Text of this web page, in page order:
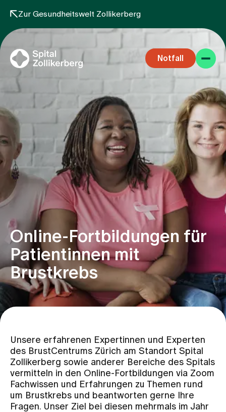
Zur Gesundheitswelt Zollikerberg
Notfall
Fachbereiche
Aufenthalt
Team
Zuweisende
Events
Aktuelles
Jobs & Karriere
Online-Fortbildungen für
Patientinnen mit
Brustkrebs
Unsere erfahrenen Expertinnen und Experten
des BrustCentrums Zürich am Standort Spital
Zollikerberg sowie anderer Bereiche des Spitals
vermitteln in den Online-Fortbildungen via Zoom
Fachwissen und Erfahrungen zu Themen rund
um Brustkrebs und beantworten gerne Ihre
Fragen. Unser Ziel bei diesen mehrmals im Jahr